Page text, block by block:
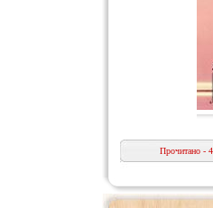
Прочитано -